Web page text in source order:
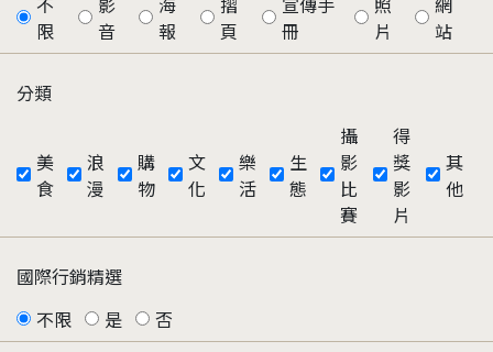
限
音
報
頁
冊
片
站
分類
美
食
浪
漫
購
物
文
化
樂
活
生
態
攝
影
比
賽
得
獎
影
片
其
他
國際行銷精選
不限
是 否